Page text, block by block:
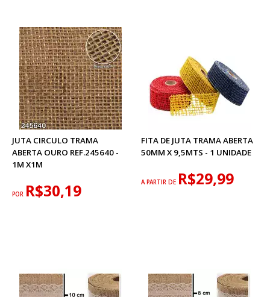
JUTA CIRCULO TRAMA
ABERTA OURO REF.245640 -
1M X1M
POR R$30,19
FITA DE JUTA TRAMA ABERTA
50MM X 9,5MTS - 1 UNIDADE
A PARTIR DE R$29,99